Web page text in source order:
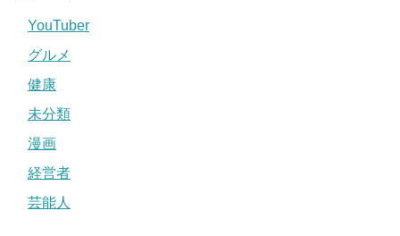
YouTuber
グルメ
健康
未分類
漫画
経営者
芸能人